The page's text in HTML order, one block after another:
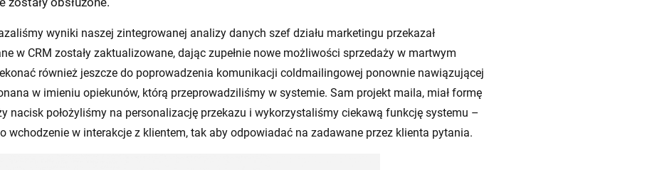
wyniki naszej zintegrowanej analizy danych szef działu marketingu przekazał
w CRM zostały zaktualizowane, dając zupełnie nowe możliwości sprzedaży w martwym
również jeszcze do poprowadzenia komunikacji coldmailingowej ponownie nawiązującej
w imieniu opiekunów, którą przeprowadziliśmy w systemie. Sam projekt maila, miał formę
nacisk położyliśmy na personalizację przekazu i wykorzystaliśmy ciekawą funkcję systemu –
wchodzenie w interakcje z klientem, tak aby odpowiadać na zadawane przez klienta pytania.